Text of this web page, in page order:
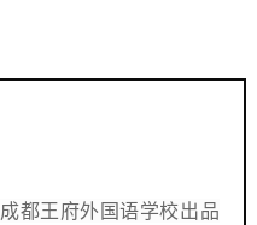
成都王府外国语学校出品